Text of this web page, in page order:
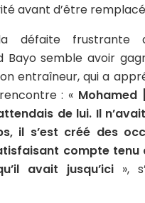
avant d’être
défaite frustrante
Bayo semble avoir
entraîneur, qui a
: «
de lui. Il
il s’est créé des
compte tenu
avait jusqu’ici »,